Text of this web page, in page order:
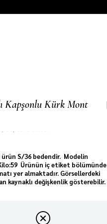
Kapşonlu Kürk Mont
S/36 bedendir. Modelin
Ürünün iç etiket bölümünde
yer almaktadır. Görsellerdeki
kaynaklı değişkenlik gösterebilir.